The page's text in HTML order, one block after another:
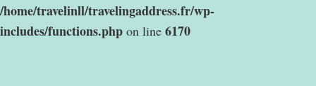
/home/travelinll/travelingaddress.fr/wp-
includes/functions.php on line 6170